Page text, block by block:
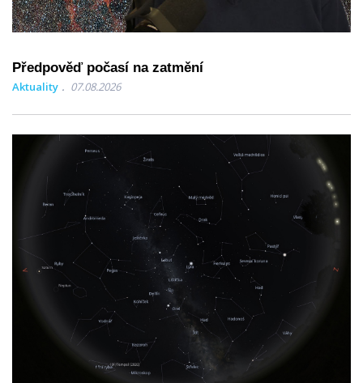
Předpověď počasí na zatmění
Aktuality 07.08.2026